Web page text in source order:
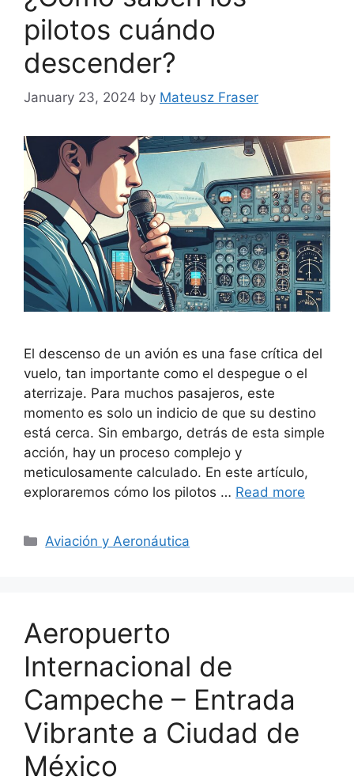
pilotos cuándo
descender?
January 23, 2024 by Mateusz Fraser
El descenso de un avión es una fase crítica del
vuelo, tan importante como el despegue o el
aterrizaje. Para muchos pasajeros, este
momento es solo un indicio de que su destino
está cerca. Sin embargo, detrás de esta simple
acción, hay un proceso complejo y
meticulosamente calculado. En este artículo,
exploraremos cómo los pilotos … Read more
Categories
Aviación y Aeronáutica
Aeropuerto
Internacional de
Campeche – Entrada
Vibrante a Ciudad de
México